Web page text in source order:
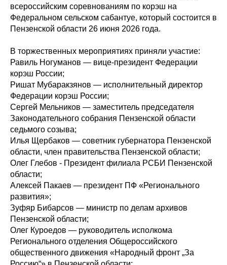
всероссийским соревнованиям по корэш на
Федеральном сельском сабантуе, который состоится в
Пензенской области 26 июня 2026 года.
В торжественных мероприятиях приняли участие:
Равиль Ногуманов — вице‑президент Федерации
корэш России;
Ришат Мубаракзянов — исполнительный директор
Федерации корэш России;
Сергей Мельников — заместитель председателя
Законодательного собрания Пензенской области
седьмого созыва;
Илья Щербаков — советник губернатора Пензенской
области, член правительства Пензенской области;
Олег Глебов - Президент филиала РСБИ Пензенской
области;
Алексей Пакаев — президент ПФ «Регионального
развития»;
Зуфяр Бибарсов — министр по делам архивов
Пензенской области;
Олег Куроедов — руководитель исполкома
Регионального отделения Общероссийского
общественного движения «Народный фронт „За